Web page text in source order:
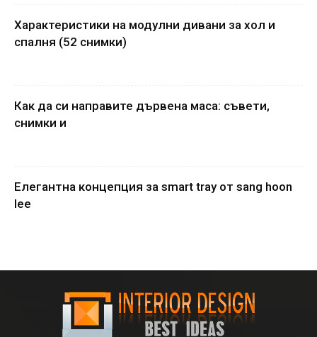
Характеристики на модулни дивани за хол и
спалня (52 снимки)
Как да си направите дървена маса: съвети,
снимки и
Елегантна концепция за smart tray от sang hoon
lee